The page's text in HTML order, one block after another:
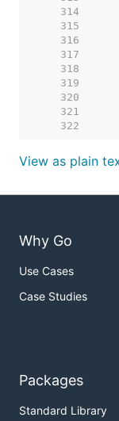
   314
   315
   316
   317
   318
   319
   320
   321
   322
View as plain
Why Go
Use Cases
Case Studies
Packages
Standard Library